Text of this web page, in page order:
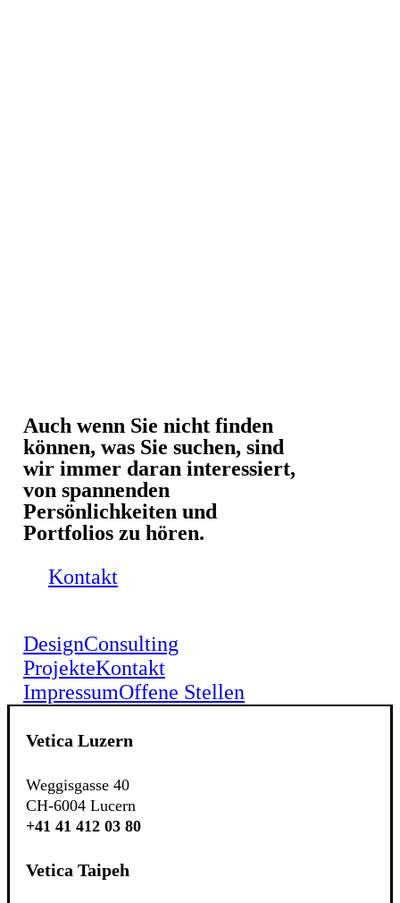
Auch wenn Sie nicht finden
können, was Sie suchen, sind
wir immer daran interessiert,
von spannenden
Persönlichkeiten und
Portfolios zu hören.
Kontakt
DesignConsulting
ProjekteKontakt
ImpressumOffene Stellen
Vetica Luzern
Weggisgasse 40
CH-6004 Lucern
+41 41 412 03 80
Vetica Taipeh